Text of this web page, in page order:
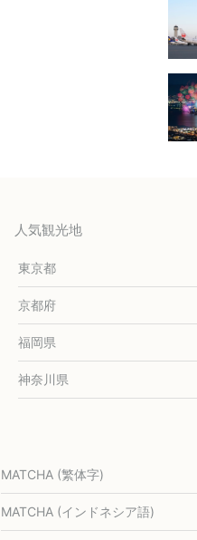
人気観光地
東京都
京都府
福岡県
神奈川県
MATCHA (繁体字)
MATCHA (インドネシア語)